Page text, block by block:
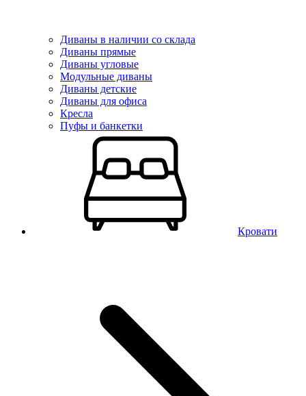
Диваны в наличии со склада
Диваны прямые
Диваны угловые
Модульные диваны
Диваны детские
Диваны для офиса
Кресла
Пуфы и банкетки
Кровати